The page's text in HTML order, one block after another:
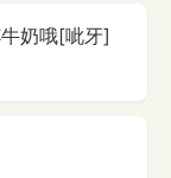
奶哦[呲牙]